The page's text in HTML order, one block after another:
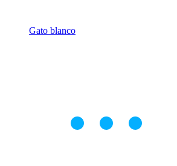
Gato blanco